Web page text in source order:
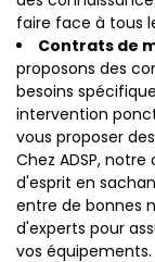
faire face à tous
Contrats de
proposons des
besoins
intervention
vous proposer
Chez ADSP,
d'esprit en
entre de bonnes
d'experts pour
vos équipements.